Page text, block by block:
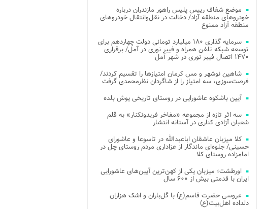
موضع شفاف رییس پلیس راهور مازندران درباره
خودروهای منطقه آزاد/ دخالت در نقل‌وانتقال خودروهای
منطقه آزاد ممنوع
سرمایه گذاری ۱۸۰ میلیارد تومانی دولت چهاردهم برای
توسعه شبکه تلفن همراه و فیبر نوری در آمل/ برقراری
۱۴۷۰ اتصال فیبر نوری در شهر آمل
شاهین نوشهر و مس کرمان امتیازها را تقسیم کردند/
فرصت‌سوزی، سه امتیاز را از شاگردان نظرمحمدی گرفت
آیین باشکوه عاشورایی در روستای تاریخی یوش بلده
سه اثر تازه از مجموعه «مفاخر فریدونکنار» به قلم
شعبان آزادی کناری در آستانه انتشار
کلا میزبان عاشقان اباعبدالله در تاسوعا و عاشورای
حسینی/ جلوه‌ای ماندگار از عزاداری مردم روستای چل در
امامزاده روستای کلا
اورطشت؛ میزبان یکی از کهن‌ترین آیین‌های عاشورایی
ایران با قدمتی بیش از ۶۰۰ سال
عروسی حضرت قاسم(ع) با گل‌باران و اشک هزاران
دلداده اهل‌بیت(ع)